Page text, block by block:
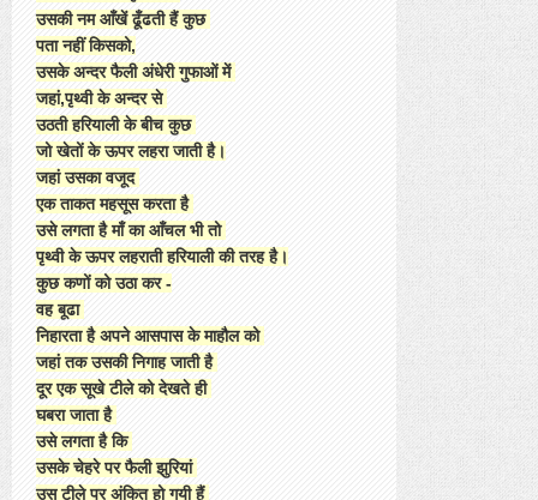
उसकी नम आँखें ढूँढती हैं कुछ
पता नहीं किसको,
उसके अन्दर फैली अंधेरी गुफाओं में
जहां,पृथ्वी के अन्दर से
उठती हरियाली के बीच कुछ
जो खेतों के ऊपर लहरा जाती है।
जहां उसका वजूद
एक ताकत महसूस करता है
उसे लगता है माँ का आँचल भी तो
पृथ्वी के ऊपर लहराती हरियाली की तरह है।
कुछ कणों को उठा कर -
वह बूढा
निहारता है अपने आसपास के माहौल को
जहां तक उसकी निगाह जाती है
दूर एक सूखे टीले को देखते ही
घबरा जाता है
उसे लगता है कि
उसके चेहरे पर फैली झुरियां
उस टीले पर अंकित हो गयी हैं